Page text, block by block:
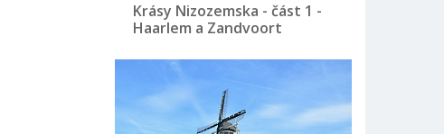
Krásy Nizozemska - část 1 -
Haarlem a Zandvoort